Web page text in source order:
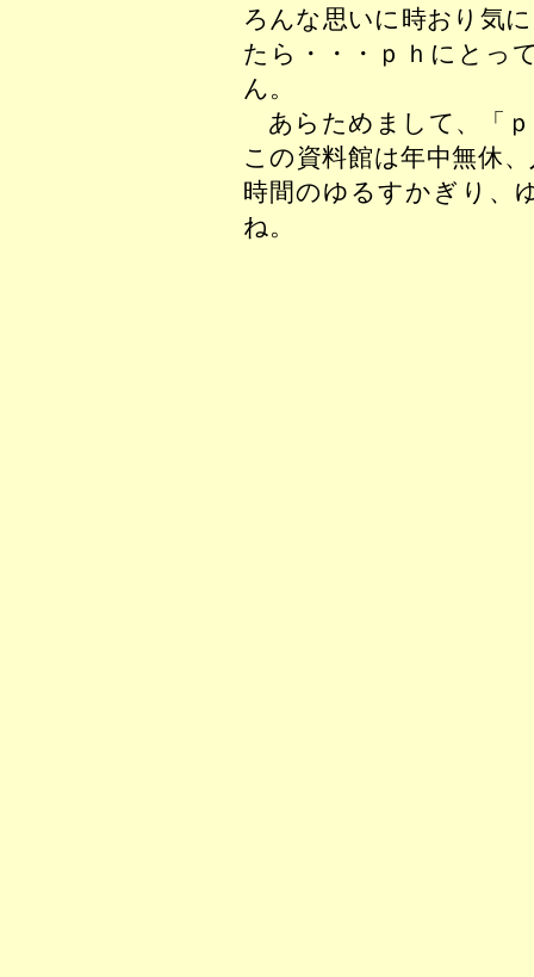
ろんな思いに時おり気
たら・・・ｐｈにとっ
ん。
あらためまして、「
この資料館は年中無休
時間のゆるすかぎり、
ね。